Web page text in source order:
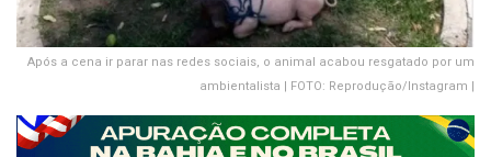
Após a cena ir parar nas redes sociais, o animal acabou resgatado por um
ambientalista | FOTO: Reprodução/Instagram |